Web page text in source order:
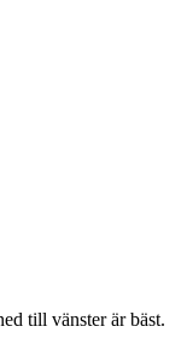
till vänster är bäst.